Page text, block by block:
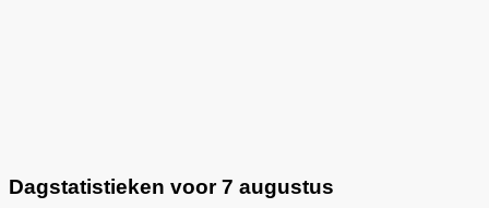
Dagstatistieken voor 7 augustus